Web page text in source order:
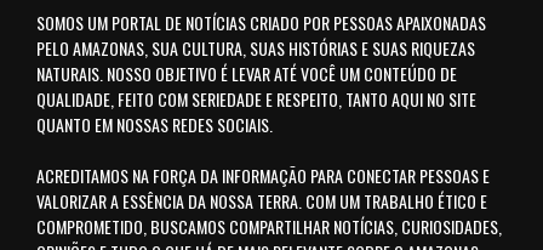
SOMOS UM PORTAL DE NOTÍCIAS CRIADO POR PESSOAS APAIXONADAS
PELO AMAZONAS, SUA CULTURA, SUAS HISTÓRIAS E SUAS RIQUEZAS
NATURAIS. NOSSO OBJETIVO É LEVAR ATÉ VOCÊ UM CONTEÚDO DE
QUALIDADE, FEITO COM SERIEDADE E RESPEITO, TANTO AQUI NO SITE
QUANTO EM NOSSAS REDES SOCIAIS.
ACREDITAMOS NA FORÇA DA INFORMAÇÃO PARA CONECTAR PESSOAS E
VALORIZAR A ESSÊNCIA DA NOSSA TERRA. COM UM TRABALHO ÉTICO E
COMPROMETIDO, BUSCAMOS COMPARTILHAR NOTÍCIAS, CURIOSIDADES,